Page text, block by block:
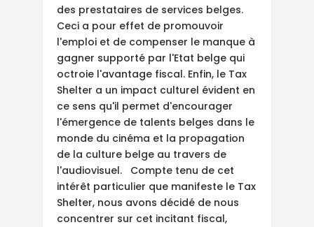
des prestataires de services belges.
Ceci a pour effet de promouvoir
l'emploi et de compenser le manque à
gagner supporté par l'Etat belge qui
octroie l'avantage fiscal. Enfin, le Tax
Shelter a un impact culturel évident en
ce sens qu'il permet d'encourager
l'émergence de talents belges dans le
monde du cinéma et la propagation
de la culture belge au travers de
l'audiovisuel. Compte tenu de cet
intérêt particulier que manifeste le Tax
Shelter, nous avons décidé de nous
concentrer sur cet incitant fiscal,